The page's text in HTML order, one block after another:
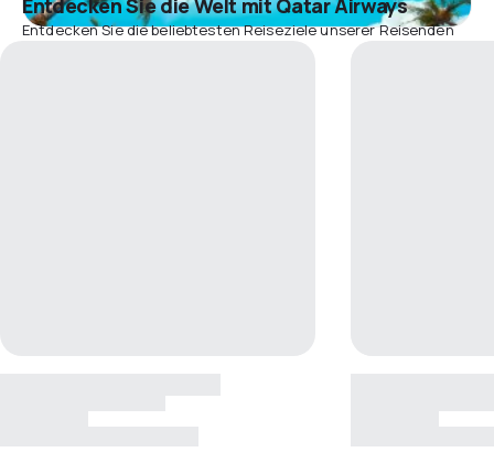
Entdecken Sie die Welt mit Qatar Airways
Entdecken Sie die beliebtesten Reiseziele unserer Reisenden